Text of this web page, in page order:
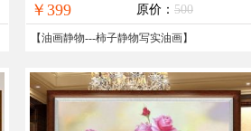
￥399 原价： 500
【油画静物---柿子静物写实油画】